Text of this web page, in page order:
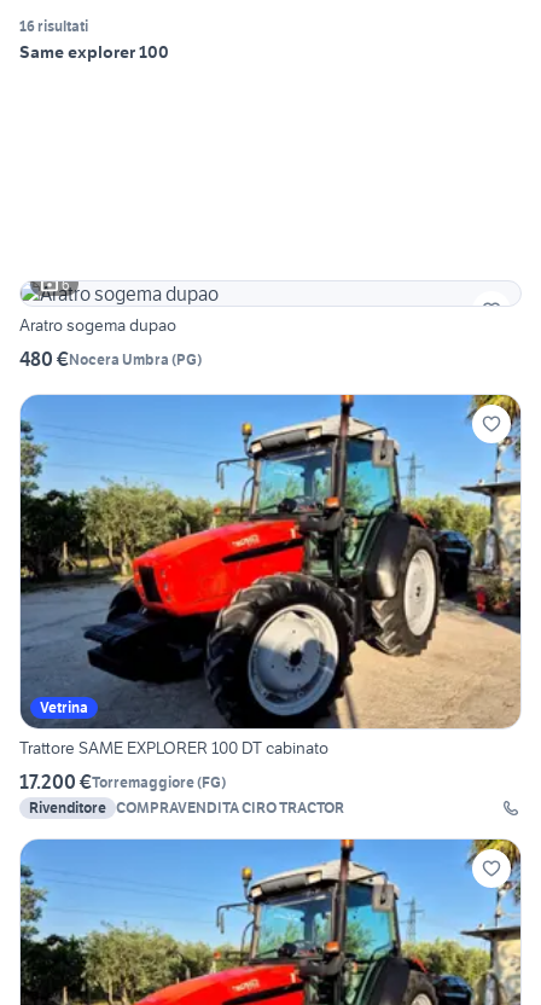
16 risultati
Same explorer 100
6
Aratro sogema dupao
480 €Nocera Umbra (PG)
Vetrina
Trattore SAME EXPLORER 100 DT cabinato
17.200 €Torremaggiore(FG)
Rivenditore COMPRAVENDITA CIRO TRACTOR